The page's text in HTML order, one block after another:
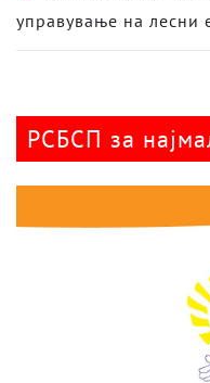
управување на лесни
РСБСП за